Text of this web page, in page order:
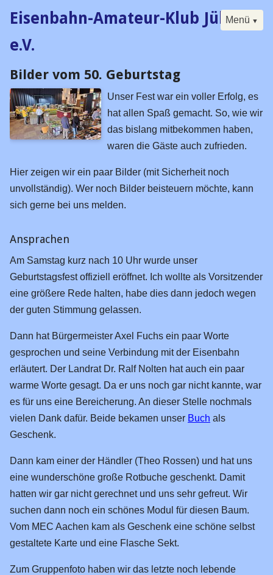
Menü
Eisenbahn-Amateur-Klub Jülich
e.V.
Navigation
Start
Der Klub
Buch
Forum
Besucherfahrtag
Seminare
Historisches
Bücherei
Presse
WDR
Ehrenpreis
40 Jahre EAKJ
30 Jahre EAKJ
Große Fahrzeuge
Vorbild-Fotos
Tage der offenen Tür
02.05.2026
23.09.2023
17.04.2016
17.11.2013
Bilder vom 50. Geburtstag
Unser Fest war ein voller Erfolg, es
hat allen Spaß gemacht. So, wie wir
das bislang mitbekommen haben,
waren die Gäste auch zufrieden.
Hier zeigen wir ein paar Bilder (mit Sicherheit noch
unvollständig). Wer noch Bilder beisteuern möchte, kann
sich gerne bei uns melden.
Ansprachen
Am Samstag kurz nach 10 Uhr wurde unser
Geburtstagsfest offiziell eröffnet. Ich wollte als Vorsitzender
eine größere Rede halten, habe dies dann jedoch wegen
der guten Stimmung gelassen.
Dann hat Bürgermeister Axel Fuchs ein paar Worte
gesprochen und seine Verbindung mit der Eisenbahn
erläutert. Der Landrat Dr. Ralf Nolten hat auch ein paar
warme Worte gesagt. Da er uns noch gar nicht kannte, war
es für uns eine Bereicherung. An dieser Stelle nochmals
vielen Dank dafür. Beide bekamen unser Buch als
Geschenk.
Dann kam einer der Händler (Theo Rossen) und hat uns
eine wunderschöne große Rotbuche geschenkt. Damit
hatten wir gar nicht gerechnet und uns sehr gefreut. Wir
suchen dann noch ein schönes Modul für diesen Baum.
Vom MEC Aachen kam als Geschenk eine schöne selbst
gestaltete Karte und eine Flasche Sekt.
Zum Gruppenfoto haben wir das letzte noch lebende